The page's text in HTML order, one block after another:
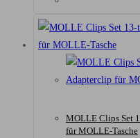
MOLLE Clips Set
für MOLLE-Tasche